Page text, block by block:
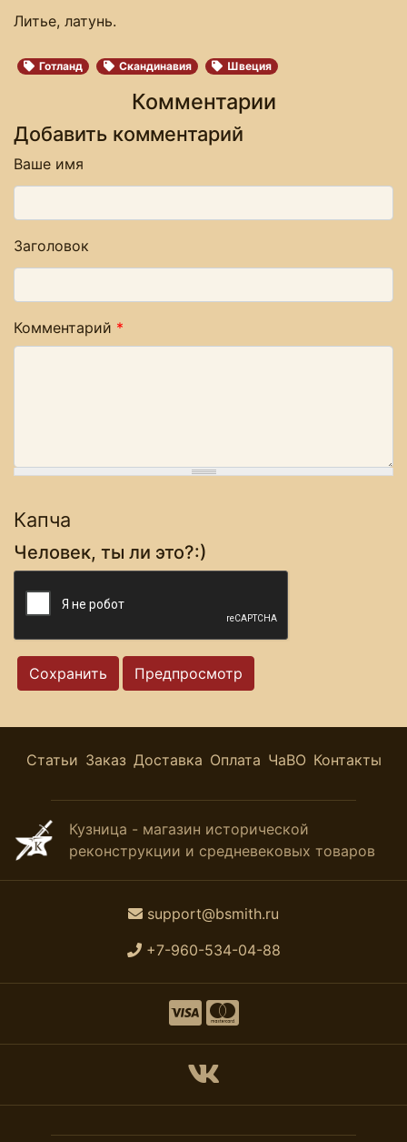
Литье, латунь.
Готланд Скандинавия Швеция
Комментарии
Добавить комментарий
Ваше имя
Заголовок
Комментарий *
Капча
Человек, ты ли это?:)
Статьи Заказ Доставка Оплата ЧаВО Контакты
Кузница - магазин исторической
реконструкции и средневековых товаров
support@bsmith.ru
+7-960-534-04-88